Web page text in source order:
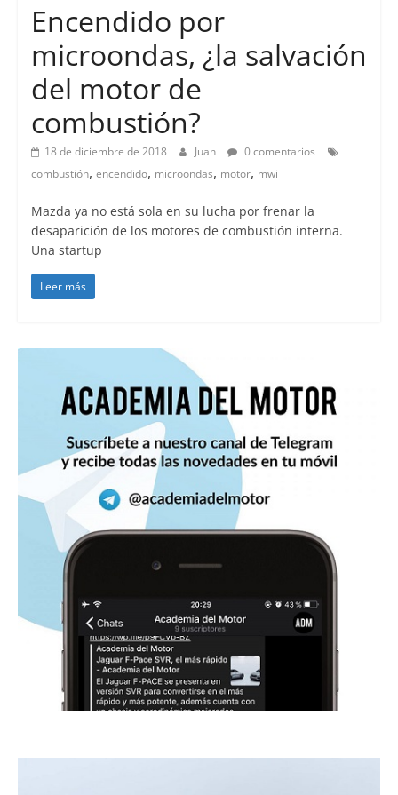
Encendido por
microondas, ¿la salvación
del motor de
combustión?
18 de diciembre de 2018 Juan
0 comentarios
combustión, encendido, microondas, motor, mwi
Mazda ya no está sola en su lucha por frenar la
desaparición de los motores de combustión interna.
Una startup
Leer más